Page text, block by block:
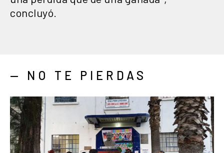
concluyó.
— NO TE PIERDAS